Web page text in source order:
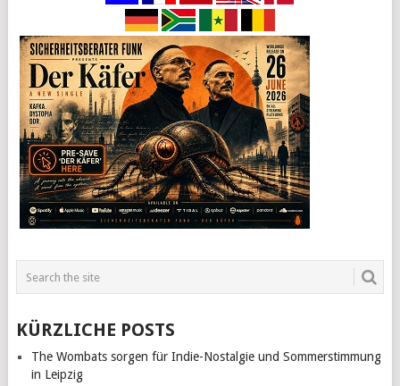
KÜRZLICHE POSTS
The Wombats sorgen für Indie-Nostalgie und Sommerstimmung
in Leipzig